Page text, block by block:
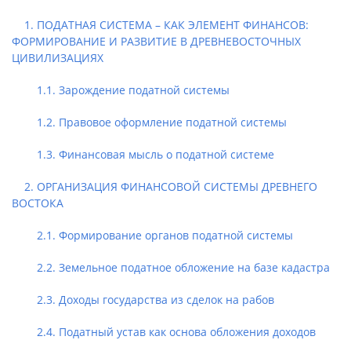
1. ПОДАТНАЯ СИСТЕМА – КАК ЭЛЕМЕНТ ФИНАНСОВ:
ФОРМИРОВАНИЕ И РАЗВИТИЕ В ДРЕВНЕВОСТОЧНЫХ
ЦИВИЛИЗАЦИЯХ
1.1. Зарождение податной системы
1.2. Правовое оформление податной системы
1.3. Финансовая мысль о податной системе
2. ОРГАНИЗАЦИЯ ФИНАНСОВОЙ СИСТЕМЫ ДРЕВНЕГО
ВОСТОКА
2.1. Формирование органов податной системы
2.2. Земельное податное обложение на базе кадастра
2.3. Доходы государства из сделок на рабов
2.4. Податный устав как основа обложения доходов